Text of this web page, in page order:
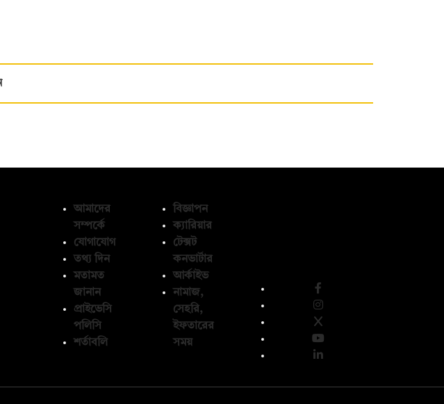
আমাদের
সম্পর্কে
যোগাযোগ
তথ্য দিন
মতামত
জানান
প্রাইভেসি
পলিসি
শর্তাবলি
বিজ্ঞাপন
ক্যারিয়ার
টেক্সট
কনভার্টার
আর্কাইভ
নামাজ,
সেহরি,
ইফতারের
সময়